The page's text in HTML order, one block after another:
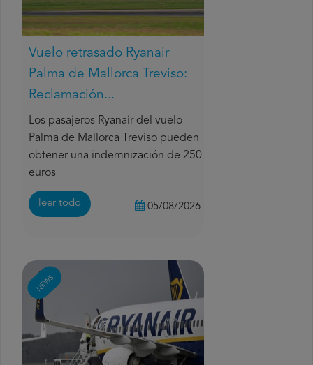
Vuelo retrasado Ryanair
Palma de Mallorca Treviso:
Reclamación...
Los pasajeros Ryanair del vuelo
Palma de Mallorca Treviso pueden
obtener una indemnización de 250
euros
leer todo 05/08/2026
NEWS